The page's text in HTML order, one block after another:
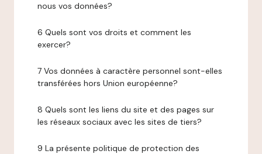
nous vos données?
6 Quels sont vos droits et comment les
exercer?
7 Vos données à caractère personnel sont-elles
transférées hors Union européenne?
8 Quels sont les liens du site et des pages sur
les réseaux sociaux avec les sites de tiers?
9 La présente politique de protection des